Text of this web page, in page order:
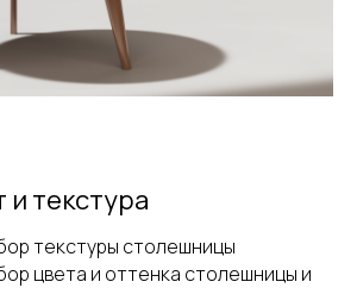
и текстура
текстуры столешницы
цвета и оттенка столешницы и